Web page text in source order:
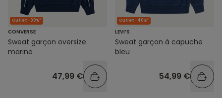
Outlet -30%*
CONVERSE
Sweat garçon oversize
marine
47,99 €
Outlet -40%*
LEVI’S
Sweat garçon à capuche
bleu
54,99 €